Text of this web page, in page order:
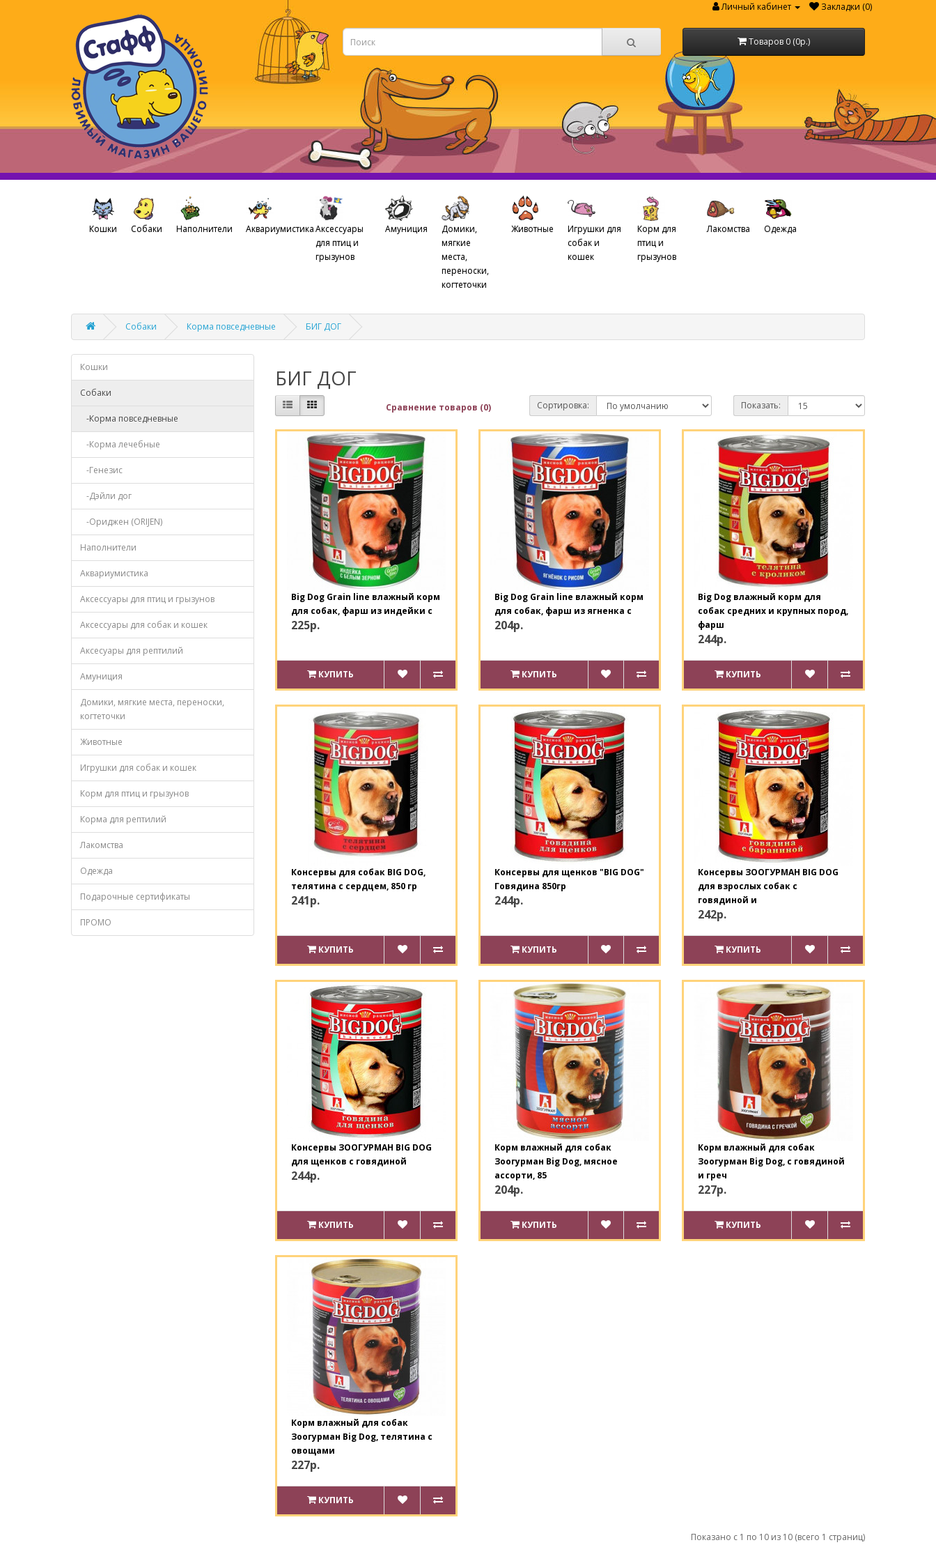
Личный кабинет Закладки (0)
Товаров 0 (0р.)
Кошки Собаки Наполнители АквариумистикаАксессуары
для птиц и
грызунов
Амуниция
Домики,
мягкие
места,
переноски,
когтеточки
Животные
Игрушки для
собак и
кошек
Корм для
птиц и
грызунов
Лакомства Одежда
Собаки Корма повседневные БИГ ДОГ
Кошки
Собаки
-Корма повседневные
-Корма лечебные
-Генезис
-Дэйли дог
-Ориджен (ORIJEN)
Наполнители
Аквариумистика
Аксессуары для птиц и грызунов
Аксессуары для собак и кошек
Аксесуары для рептилий
Амуниция
Домики, мягкие места, переноски,
когтеточки
Животные
Игрушки для собак и кошек
Корм для птиц и грызунов
Корма для рептилий
Лакомства
Одежда
Подарочные сертификаты
ПРОМО
БИГ ДОГ
Сравнение товаров (0) Сортировка: Показать:
Big Dog Grain line влажный корм
для собак, фарш из индейки с
225р.
КУПИТЬ
Big Dog Grain line влажный корм
для собак, фарш из ягненка с
204р.
КУПИТЬ
Big Dog влажный корм для
собак средних и крупных пород,
фарш
244р.
КУПИТЬ
Консервы для собак BIG DOG,
телятина с сердцем, 850 гр
241р.
КУПИТЬ
Консервы для щенков "BIG DOG"
Говядина 850гр
244р.
КУПИТЬ
Консервы ЗООГУРМАН BIG DOG
для взрослых собак с
говядиной и
242р.
КУПИТЬ
Консервы ЗООГУРМАН BIG DOG
для щенков с говядиной
244р.
КУПИТЬ
Корм влажный для собак
Зоогурман Big Dog, мясное
ассорти, 85
204р.
КУПИТЬ
Корм влажный для собак
Зоогурман Big Dog, с говядиной
и греч
227р.
КУПИТЬ
Корм влажный для собак
Зоогурман Big Dog, телятина с
овощами
227р.
КУПИТЬ
Показано с 1 по 10 из 10 (всего 1 страниц)